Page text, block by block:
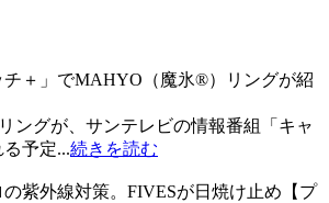
＋」でMAHYO（魔氷®）リングが紹
ングが、サンテレビの情報番組「キャ
予定...続きを読む
紫外線対策。FIVESが日焼け止め【プ